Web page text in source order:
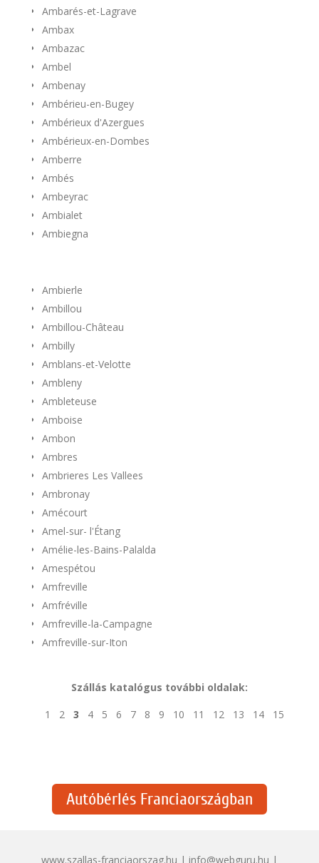
Ambarés-et-Lagrave
Ambax
Ambazac
Ambel
Ambenay
Ambérieu-en-Bugey
Ambérieux d'Azergues
Ambérieux-en-Dombes
Amberre
Ambés
Ambeyrac
Ambialet
Ambiegna
Ambierle
Ambillou
Ambillou-Château
Ambilly
Amblans-et-Velotte
Ambleny
Ambleteuse
Amboise
Ambon
Ambres
Ambrieres Les Vallees
Ambronay
Amécourt
Amel-sur- l'Étang
Amélie-les-Bains-Palalda
Amespétou
Amfreville
Amfréville
Amfreville-la-Campagne
Amfreville-sur-Iton
Szállás katalógus további oldalak:
1
2 3 4 5 6 7 8 9 10 11 12 13 14 15
Autóbérlés Franciaországban
www.szallas-franciaorszag.hu | info@webguru.hu |